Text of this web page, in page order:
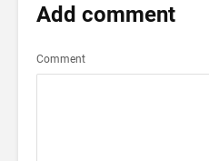
Add comment
Comment